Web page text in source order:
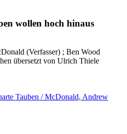
wollen hoch hinaus
(Verfasser) ; Ben Wood
übersetzt von Ulrich Thiele
Tauben / McDonald, Andrew